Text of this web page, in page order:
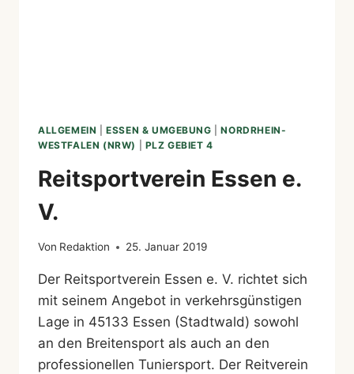
ALLGEMEIN |ESSEN & UMGEBUNG |NORDRHEIN-
WESTFALEN (NRW)
PLZ GEBIET 4
Reitsportverein Essen e.
V.
Von Redaktion 25. Januar 2019
Der Reitsportverein Essen e. V. richtet sich
mit seinem Angebot in verkehrsgünstigen
Lage in 45133 Essen (Stadtwald) sowohl
an den Breitensport als auch an den
professionellen Tuniersport. Der Reitverein